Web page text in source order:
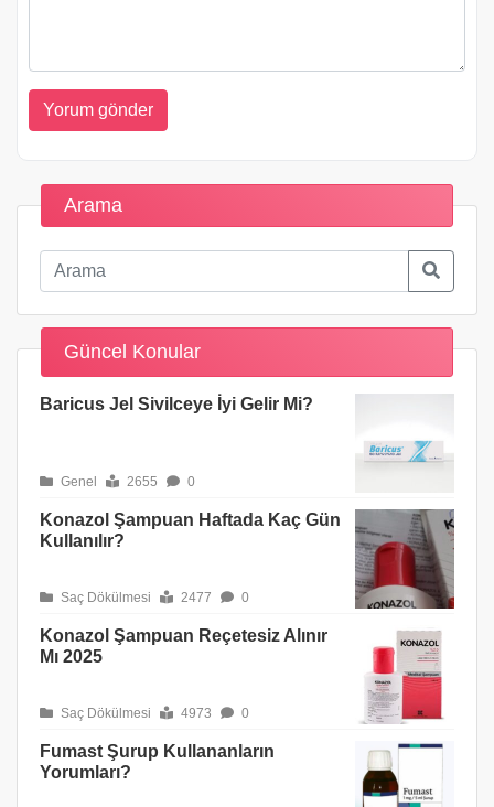
Arama
Güncel Konular
Baricus Jel Sivilceye İyi Gelir Mi?
Genel 2655 0
Konazol Şampuan Haftada Kaç Gün
Kullanılır?
Saç Dökülmesi 2477 0
Konazol Şampuan Reçetesiz Alınır
Mı 2025
Saç Dökülmesi 4973 0
Fumast Şurup Kullananların
Yorumları?